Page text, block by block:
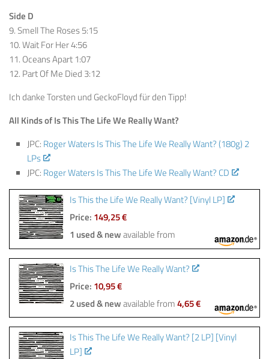
Side D
9. Smell The Roses 5:15
10. Wait For Her 4:56
11. Oceans Apart 1:07
12. Part Of Me Died 3:12
Ich danke Torsten und GeckoFloyd für den Tipp!
All Kinds of Is This The Life We Really Want?
JPC: Roger Waters Is This The Life We Really Want? (180g) 2
LPs
JPC: Roger Waters Is This The Life We Really Want? CD
Is This the Life We Really Want? [Vinyl LP]
Price: 149,25 €
1 used & newavailable from
Is This The Life We Really Want?
Price: 10,95 €
2 used & newavailable from4,65 €
Is This The Life We Really Want? [2 LP] [Vinyl
LP]